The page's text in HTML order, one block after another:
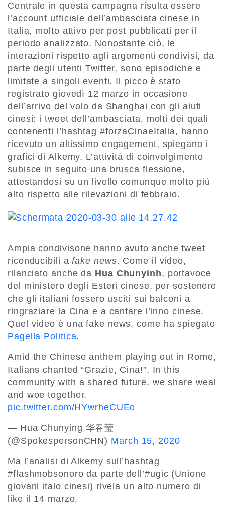
Centrale in questa campagna risulta essere
l’account ufficiale dell’ambasciata cinese in
Italia, molto attivo per post pubblicati per il
periodo analizzato. Nonostante ciò, le
interazioni rispetto agli argomenti condivisi, da
parte degli utenti Twitter, sono episodiche e
limitate a singoli eventi. Il picco è stato
registrato giovedì 12 marzo in occasione
dell’arrivo del volo da Shanghai con gli aiuti
cinesi: i tweet dell’ambasciata, molti dei quali
contenenti l’hashtag #forzaCinaeItalia, hanno
ricevuto un altissimo engagement, spiegano i
grafici di Alkemy. L’attività di coinvolgimento
subisce in seguito una brusca flessione,
attestandosi su un livello comunque molto più
alto rispetto alle rilevazioni di febbraio.
Ampia condivisone hanno avuto anche tweet
riconducibili afake news. Come il video,
rilanciato anche da Hua Chunyinh, portavoce
del ministero degli Esteri cinese, per sostenere
che gli italiani fossero usciti sui balconi a
ringraziare la Cina e a cantare l’inno cinese.
Quel video è una fake news, come ha spiegato
Pagella Politica.
Amid the Chinese anthem playing out in Rome,
Italians chanted “Grazie, Cina!”. In this
community with a shared future, we share weal
and woe together.
pic.twitter.com/HYwrheCUEo
— Hua Chunying 华春莹
(@SpokespersonCHN) March 15, 2020
Ma l’analisi di Alkemy sull’hashtag
#flashmobsonoro da parte dell’#ugic (Unione
giovani italo cinesi) rivela un alto numero di
like il 14 marzo.